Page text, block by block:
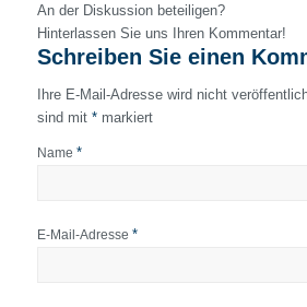
An der Diskussion beteiligen?
Hinterlassen Sie uns Ihren Kommentar!
Schreiben Sie einen
Ihre E-Mail-Adresse wird nicht
sind mit *markiert
Name *
E-Mail-Adresse *